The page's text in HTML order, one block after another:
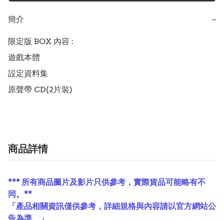
簡介 −
限定版 BOX 內容 :
遊戲本體
設定資料集
原聲帶 CD(2片裝)
商品詳情
*** 所有商品圖片及影片只供參考，實際貨品可能略有不
同。**
「產品相關資訊僅供參考，詳細規格與內容請以官方網站公
告為準。」